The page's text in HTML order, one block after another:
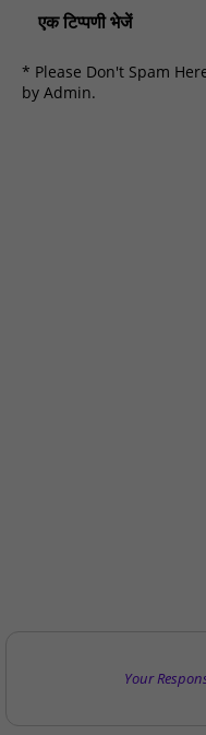
एक टिप्पणी भेजें
* Please Don't Spam
by Admin.
Your